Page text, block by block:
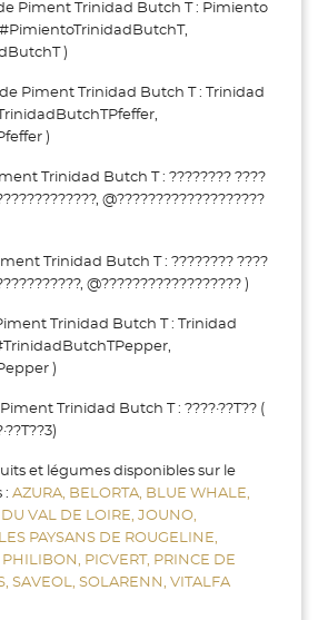
Piment Trinidad Butch T : Pimiento
)
Piment Trinidad Butch T : Trinidad
)
Trinidad Butch T : ???????? ????
@???????????????????
Trinidad Butch T : ???????? ????
@?????????????????? )
Trinidad Butch T : Trinidad
)
Trinidad Butch T : ????·??T?? (
et légumes disponibles sur le
: AZURA, BELORTA, BLUE WHALE,
VAL DE LOIRE, JOUNO,
LES PAYSANS DE ROUGELINE,
PHILIBON, PICVERT, PRINCE DE
SAVEOL, SOLARENN, VITALFA